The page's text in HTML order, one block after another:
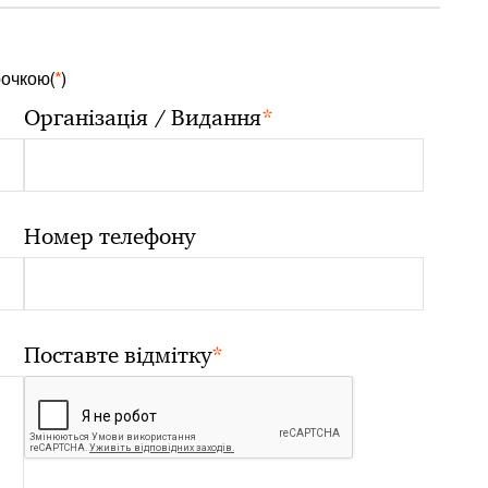
*)
Організація / Видання*
Номер телефону
Поставте відмітку*